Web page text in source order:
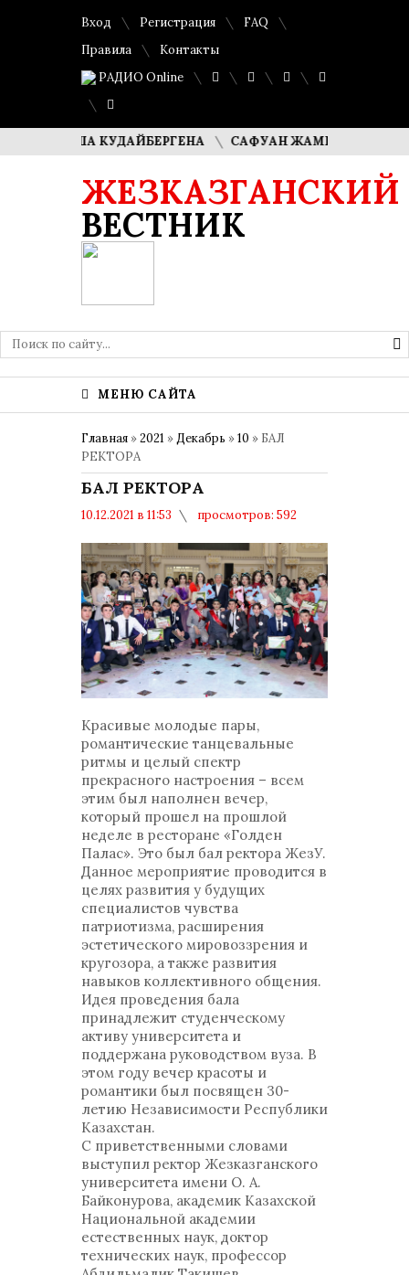
Вход Регистрация
FAQ
Правила
Контакты
РАДИО Online
КУДАЙБЕРГЕНА САФУАН ЖАМПЕИСОВ: «МЫ
ЖЕЗКАЗГАНСКИЙ
ВЕСТНИК
МЕНЮ САЙТА
Главная »2021 »Декабрь »10 » БАЛ
РЕКТОРА
БАЛ РЕКТОРА
10.12.2021 в 11:53
просмотров: 592
Красивые молодые пары,
романтические танцевальные
ритмы и целый спектр
прекрасного настроения – всем
этим был наполнен вечер,
который прошел на прошлой
неделе в ресторане «Голден
Палас». Это был бал ректора ЖезУ.
Данное мероприятие проводится в
целях развития у будущих
специалистов чувства
патриотизма, расширения
эстетического мировоззрения и
кругозора, а также развития
навыков коллективного общения.
Идея проведения бала
принадлежит студенческому
активу университета и
поддержана руководством вуза. В
этом году вечер красоты и
романтики был посвящен 30-
летию Независимости Республики
Казахстан.
С приветственными словами
выступил ректор Жезказганского
университета имени О. А.
Байконурова, академик Казахской
Национальной академии
естественных наук, доктор
технических наук, профессор